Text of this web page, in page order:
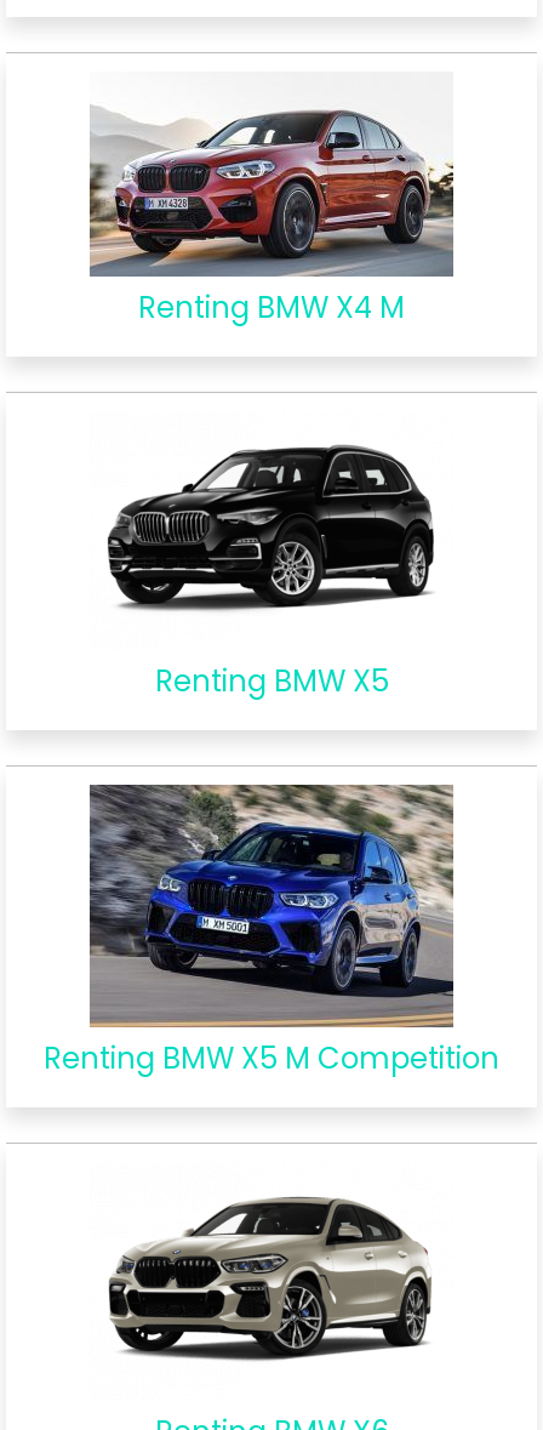
Renting BMW X4 M
Renting BMW X5
Renting BMW X5 M Competition